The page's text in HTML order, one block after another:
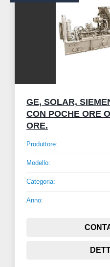
GE, SOLAR,
CON POCHE ORE
ORE.
Produttore:
Modello:
Categoria:
Anno: